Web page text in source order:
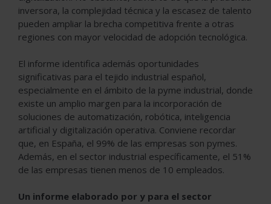
inversora, la complejidad técnica y la escasez de talento
pueden ampliar la brecha competitiva frente a otras
regiones con mayor velocidad de adopción tecnológica.
El informe identifica además oportunidades
significativas para el tejido industrial español,
especialmente en el ámbito de la pyme industrial, donde
existe un amplio margen para la incorporación de
soluciones de automatización, robótica, inteligencia
artificial y digitalización operativa. Conviene recordar
que, en España, el 99% de las empresas son pymes.
Además, en el sector industrial específicamente, el 51%
de las empresas tienen menos de 10 empleados.
Un informe elaborado por y para el sector